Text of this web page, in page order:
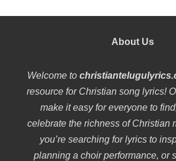
About Us
Welcome to
resource for Christian song lyrics!
make it easy for everyone to
celebrate the richness of Christian
you’re searching for lyrics to
planning a choir performance, or